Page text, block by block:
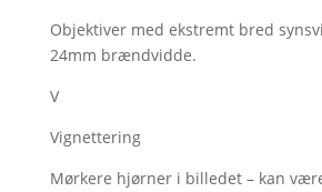
Objektiver med ekstremt bred
24mm brændvidde.
V
Vignettering
Mørkere hjørner i billedet – kan